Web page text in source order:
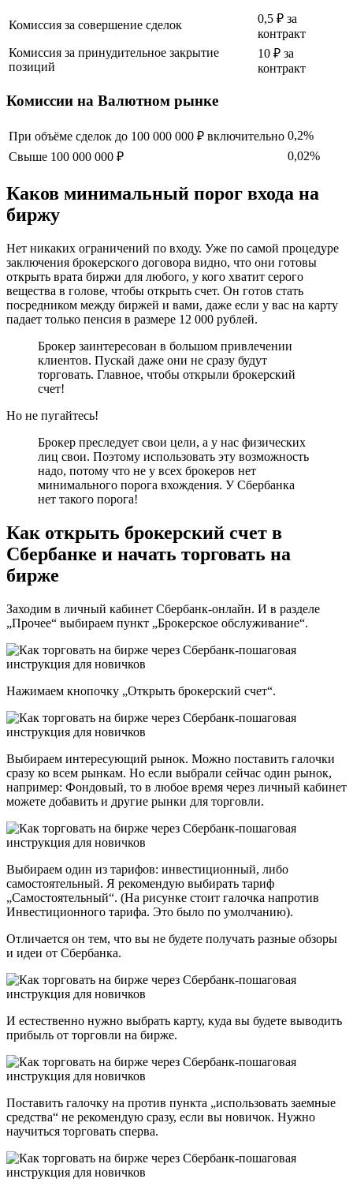
Комиссия за совершение сделок
0,5 ₽ за
контракт
Комиссия за принудительное закрытие
позиций
10 ₽ за
контракт
Комиссии на Валютном рынке
При объёме сделок до 100 000 000 ₽ включительно 0,2%
Свыше 100 000 000 ₽
0,02%
Каков минимальный порог входа на
биржу
Нет никаких ограничений по входу. Уже по самой процедуре
заключения брокерского договора видно, что они готовы
открыть врата биржи для любого, у кого хватит серого
вещества в голове, чтобы открыть счет. Он готов стать
посредником между биржей и вами, даже если у вас на карту
падает только пенсия в размере 12 000 рублей.
Брокер заинтересован в большом привлечении
клиентов. Пускай даже они не сразу будут
торговать. Главное, чтобы открыли брокерский
счет!
Но не пугайтесь!
Брокер преследует свои цели, а у нас физических
лиц свои. Поэтому использовать эту возможность
надо, потому что не у всех брокеров нет
минимального порога вхождения. У Сбербанка
нет такого порога!
Как открыть брокерский счет в
Сбербанке и начать торговать на
бирже
Заходим в личный кабинет Сбербанк-онлайн. И в разделе
„Прочее“ выбираем пункт „Брокерское обслуживание“.
Нажимаем кнопочку „Открыть брокерский счет“.
Выбираем интересующий рынок. Можно поставить галочки
сразу ко всем рынкам. Но если выбрали сейчас один рынок,
например: Фондовый, то в любое время через личный кабинет
можете добавить и другие рынки для торговли.
Выбираем один из тарифов: инвестиционный, либо
самостоятельный. Я рекомендую выбирать тариф
„Самостоятельный“. (На рисунке стоит галочка напротив
Инвестиционного тарифа. Это было по умолчанию).
Отличается он тем, что вы не будете получать разные обзоры
и идеи от Сбербанка.
И естественно нужно выбрать карту, куда вы будете выводить
прибыль от торговли на бирже.
Поставить галочку на против пункта „использовать заемные
средства“ не рекомендую сразу, если вы новичок. Нужно
научиться торговать сперва.